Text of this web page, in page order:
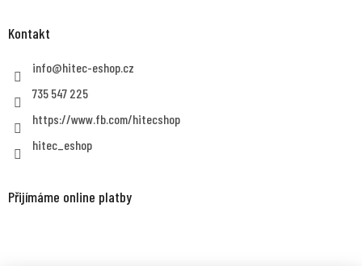
Kontakt
info@hitec-eshop.cz
735 547 225
https://www.fb.com/hitecshop
hitec_eshop
Přijímáme online platby